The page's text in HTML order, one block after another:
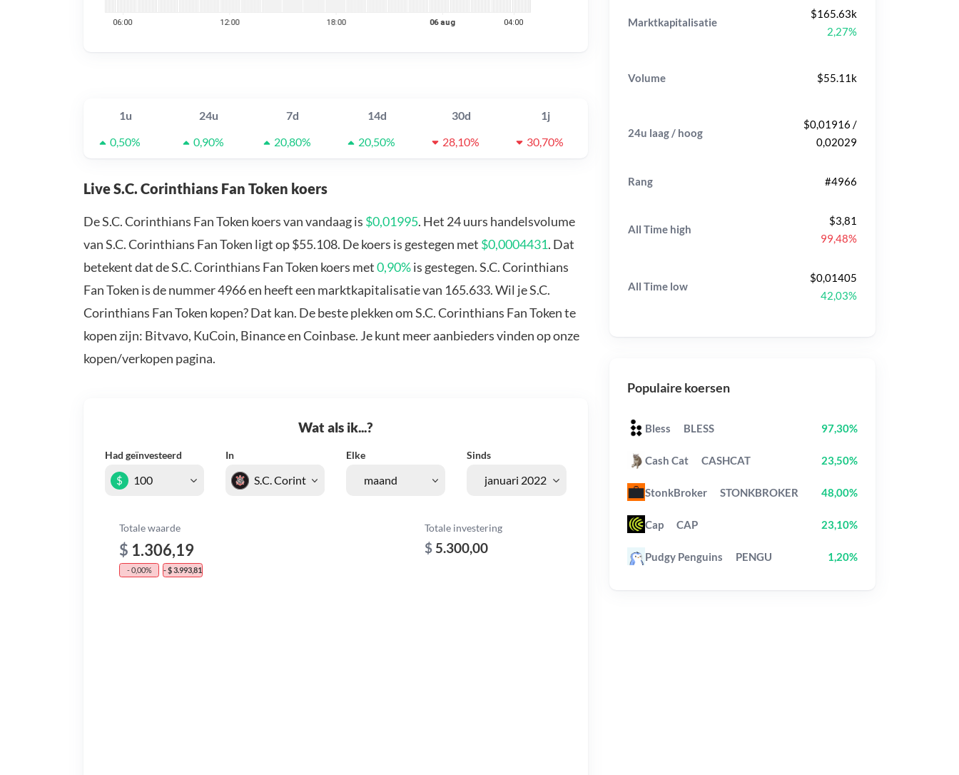
1u 24u 7d 14d 30d
1j
0,50%
0,90% 20,80% 20,50% 28,10% 30,70%
Live S.C. Corinthians Fan Token koers
De S.C. Corinthians Fan Token koers van vandaag is $0,01995. Het 24 uurs handelsvolume
van S.C. Corinthians Fan Token ligt op $55.108. De koers is gestegen met $0,0004431. Dat
betekent dat de S.C. Corinthians Fan Token koers met0,90%is gestegen. S.C. Corinthians
Fan Token is de nummer 4966 en heeft een marktkapitalisatie van 165.633. Wil je S.C.
Corinthians Fan Token kopen? Dat kan. De beste plekken om S.C. Corinthians Fan Token te
kopen zijn: Bitvavo, KuCoin, Binance en Coinbase. Je kunt meer aanbieders vinden op onze
kopen/verkopen pagina.
Wat als ik...?
Had geïnvesteerd In Elke Sinds
$
Totale waarde
$ 1.306,19
- 0,00% - $ 3.993,81
Totale investering
$ 5.300,00
Marktkapitalisatie
$165.63k
2,27%
Volume $55.11k
24u laag / hoog
$0,01916 /
0,02029
Rang #4966
All Time high
$3,81
99,48%
All Time low
$0,01405
42,03%
Populaire koersen
Bless BLESS 97,30%
Cash Cat CASHCAT 23,50%
StonkBroker STONKBROKER 48,00%
Cap CAP 23,10%
Pudgy Penguins PENGU 1,20%